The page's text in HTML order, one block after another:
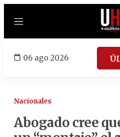
Menú
06 ago 2026
Nacionales
Abogado cree